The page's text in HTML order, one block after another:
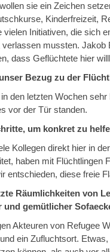
sie ein Zeichen
Kinderfreizeit,
vielen Initiativen, die sich
mussten.
dass Geflüchtete hier
Bezug zu der
den letzten Wochen
vor der Tür standen.
um konkret zu
Kollegen direkt hier in
haben mit Flüchtlingen
entschieden, diese freie
Räumlichkeiten von
gemütlicher
Akteuren von Refugee
ein Zufluchtsort.